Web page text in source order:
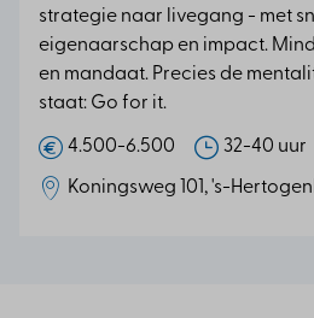
strategie naar livegang - met
eigenaarschap en impact.
en mandaat. Precies de
staat: Go for it.
4.500-6.500 32-40 uur
Koningsweg 101, 's-